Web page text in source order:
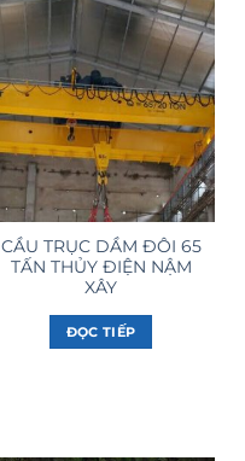
CẦU TRỤC DẦM ĐÔI 65
TẤN THỦY ĐIỆN NẬM
XÂY
ĐỌC TIẾP